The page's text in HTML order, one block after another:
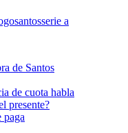
santosserie a
de Santos
de cuota habla
presente?
paga